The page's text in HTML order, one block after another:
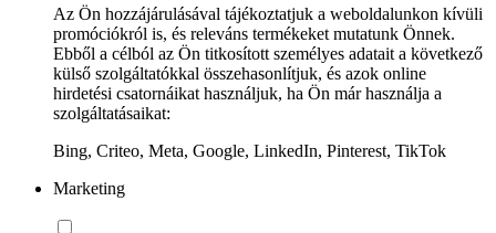
Az Ön hozzájárulásával tájékoztatjuk a weboldalunkon kívüli
promóciókról is, és releváns termékeket mutatunk Önnek.
Ebből a célból az Ön titkosított személyes adatait a következő
külső szolgáltatókkal összehasonlítjuk, és azok online
hirdetési csatornáikat használjuk, ha Ön már használja a
szolgáltatásaikat:
Bing, Criteo, Meta, Google, LinkedIn, Pinterest, TikTok
Marketing